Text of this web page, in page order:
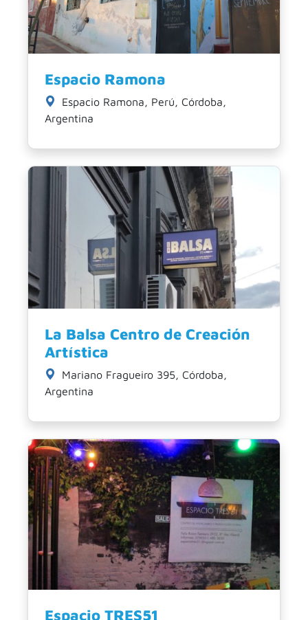
Espacio Ramona
Espacio Ramona, Perú, Córdoba,
Argentina
La Balsa Centro de Creación
Artística
Mariano Fragueiro 395, Córdoba,
Argentina
Espacio TRES51